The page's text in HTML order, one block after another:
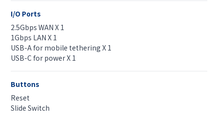
I/O Ports
2.5Gbps WAN X 1
1Gbps LAN X 1
USB-A for mobile tethering X 1
USB-C for power X 1
Buttons
Reset
Slide Switch